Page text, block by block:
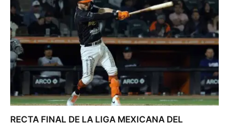
RECTA FINAL DE LA LIGA MEXICANA DEL